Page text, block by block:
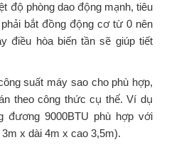
độ phòng dao động mạnh, tiêu
bắt đồng động cơ từ 0 nên
điều hòa biến tần sẽ giúp tiết
suất máy sao cho phù hợp,
theo công thức cụ thể. Ví dụ
đương 9000BTU phù hợp với
x dài 4m x cao 3,5m).